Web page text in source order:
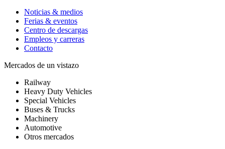
Noticias & medios
Ferias & eventos
Centro de descargas
Empleos y carreras
Contacto
Mercados de un vistazo
Railway
Heavy Duty Vehicles
Special Vehicles
Buses & Trucks
Machinery
Automotive
Otros mercados